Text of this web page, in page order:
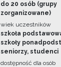
do 20 osób (grupy
zorganizowane)
wiek uczestników
szkoła
szkoły
seniorzy, studenci
dostępność dla osób